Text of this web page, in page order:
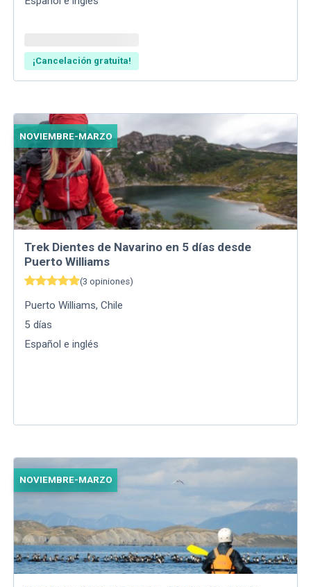
¡Cancelación gratuita!
NOVIEMBRE-MARZO
Trek Dientes de Navarino en 5 días desde
Puerto Williams
(3 opiniones)
Puerto Williams,Chile
5 días
Español e inglés
NOVIEMBRE-MARZO